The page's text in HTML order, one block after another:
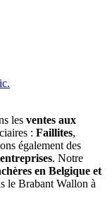
les ventes aux
: Faillites,
également des
. Notre
en Belgique et
le Brabant Wallon à